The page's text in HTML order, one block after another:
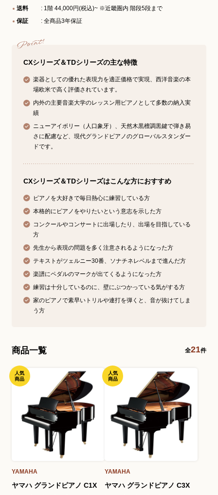
送料
: 1階 44,000円(税込)~ ※近畿圏内 階段5段まで
保証
: 全商品3年保証
CXシリーズ＆TDシリーズの主な特徴
楽器としての優れた表現力を適正価格で実現、西洋音楽の本
場欧米で高く評価されています。
内外の主要音楽大学のレッスン用ピアノとして多数の納入実
績
ニューアイボリー（人口象牙）、天然木黒檀調黒鍵で弾き易
さに配慮など、現代グランドピアノのグローバルスタンダー
ドです。
CXシリーズ＆TDシリーズはこんな方におすすめ
ピアノを大好きで毎日熱心に練習している方
本格的にピアノをやりたいという意志を示した方
コンクールやコンサートに出場したり、出場を目指している
方
先生から表現の問題を多く注意されるようになった方
テキストがツェルニー30番、ソナチネレベルまで進んだ方
楽譜にペダルのマークが出てくるようになった方
練習は十分しているのに、壁にぶつかっている気がする方
家のピアノで素早いトリルや連打を弾くと、音が抜けてしま
う方
商品一覧 全21件
人気
商品
YAMAHA
ヤマハ グランドピアノ C1X
人気
商品
YAMAHA
ヤマハ グランドピアノ C3X